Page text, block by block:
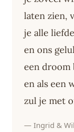
laten zien,
je alle
en ons
een droom
en als een
zul je met
— Ingrid &